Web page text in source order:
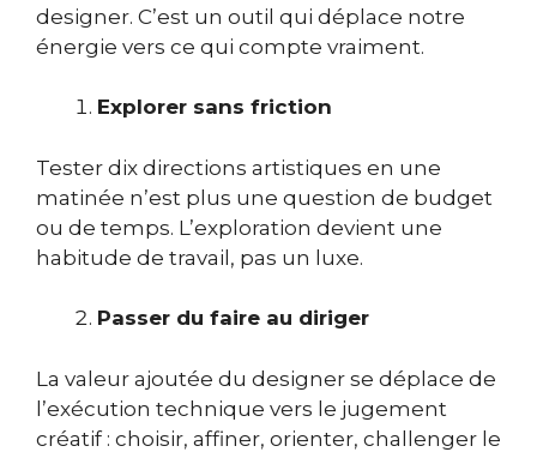
designer. C’est un outil qui déplace notre
énergie vers ce qui compte vraiment.
Explorer sans friction
Tester dix directions artistiques en une
matinée n’est plus une question de budget
ou de temps. L’exploration devient une
habitude de travail, pas un luxe.
Passer du faire au diriger
La valeur ajoutée du designer se déplace de
l’exécution technique vers le jugement
créatif : choisir, affiner, orienter, challenger le